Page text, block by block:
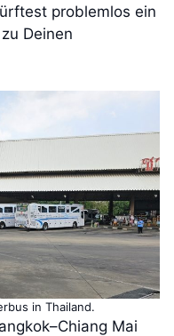
problemlos ein
Deinen
in Thailand.
Mai